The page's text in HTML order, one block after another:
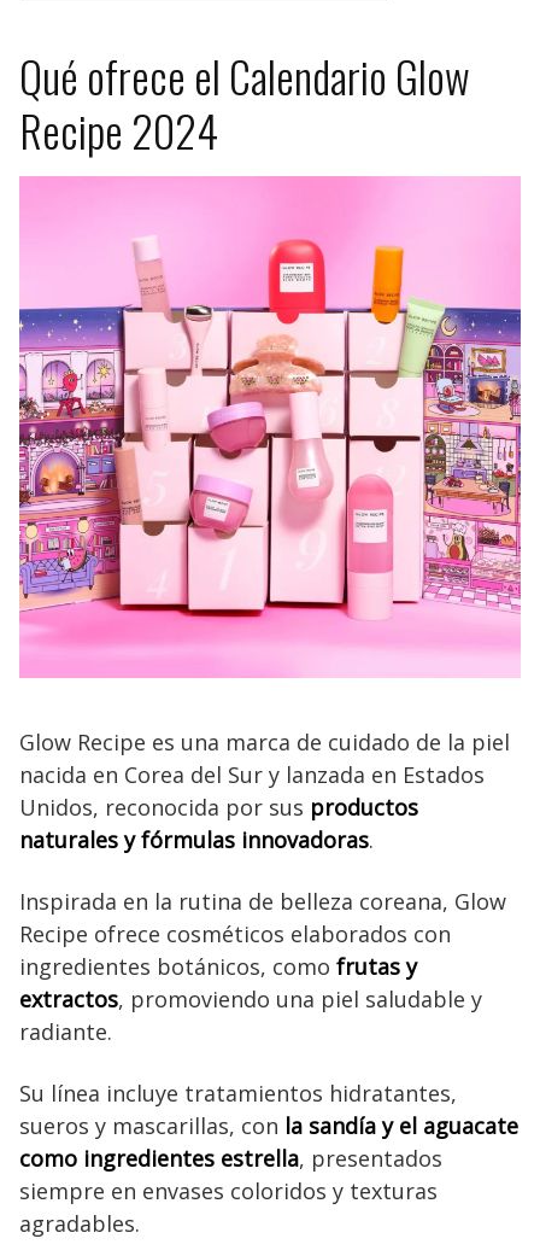
Qué ofrece el Calendario Glow
Recipe 2024
Glow Recipe es una marca de cuidado de la piel
nacida en Corea del Sur y lanzada en Estados
Unidos, reconocida por sus productos
naturales y fórmulas innovadoras.
Inspirada en la rutina de belleza coreana, Glow
Recipe ofrece cosméticos elaborados con
ingredientes botánicos, como frutas y
extractos, promoviendo una piel saludable y
radiante.
Su línea incluye tratamientos hidratantes,
sueros y mascarillas, con la sandía y el aguacate
como ingredientes estrella, presentados
siempre en envases coloridos y texturas
agradables.